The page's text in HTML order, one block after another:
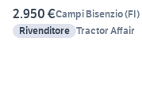
2.950 €Campi Bisenzio(FI)
Rivenditore Tractor Affair